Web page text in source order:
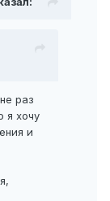
раз
я хочу
и